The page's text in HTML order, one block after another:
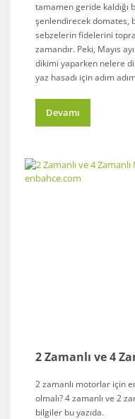
tamamen geride kaldığı
şenlendirecek domates,
sebzelerin fidelerini
zamandır. Peki, Mayıs
dikimi yaparken nelere
yaz hasadı için adım
Devamı
2 zamanlı motorlar için
olmalı? 4 zamanlı ve 2
bilgiler bu yazıda.